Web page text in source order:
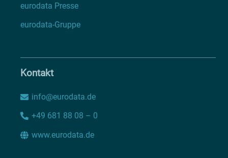
eurodata Presse
eurodata-Gruppe
Kontakt
info@eurodata.de
+49 681 88 08 – 0
www.eurodata.de